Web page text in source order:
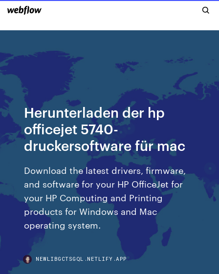
Herunterladen der hp
officejet 5740-
druckersoftware für mac
Download the latest drivers, firmware,
and software for your HP OfficeJet for
your HP Computing and Printing
products for Windows and Mac
operating system.
NEWLIBGCTSGQL.NETLIFY.APP